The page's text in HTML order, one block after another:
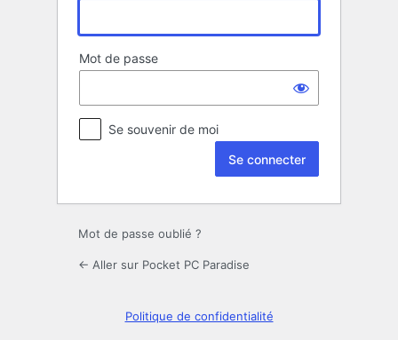
Mot de passe
Se souvenir de moi
Mot de passe oublié ?
← Aller sur Pocket PC Paradise
Politique de confidentialité